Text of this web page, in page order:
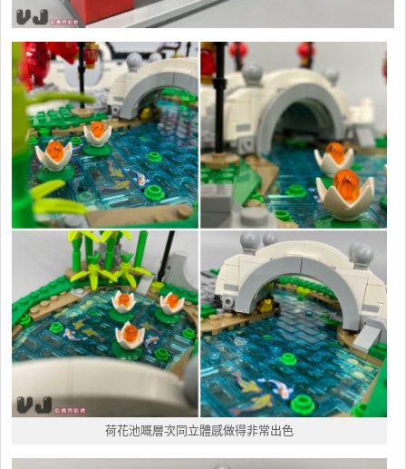
荷花池嘅層次同立體感做得非常出色